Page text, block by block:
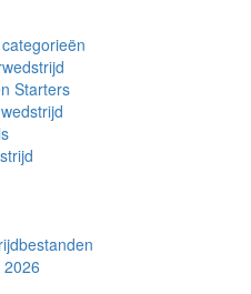
Starters
2026